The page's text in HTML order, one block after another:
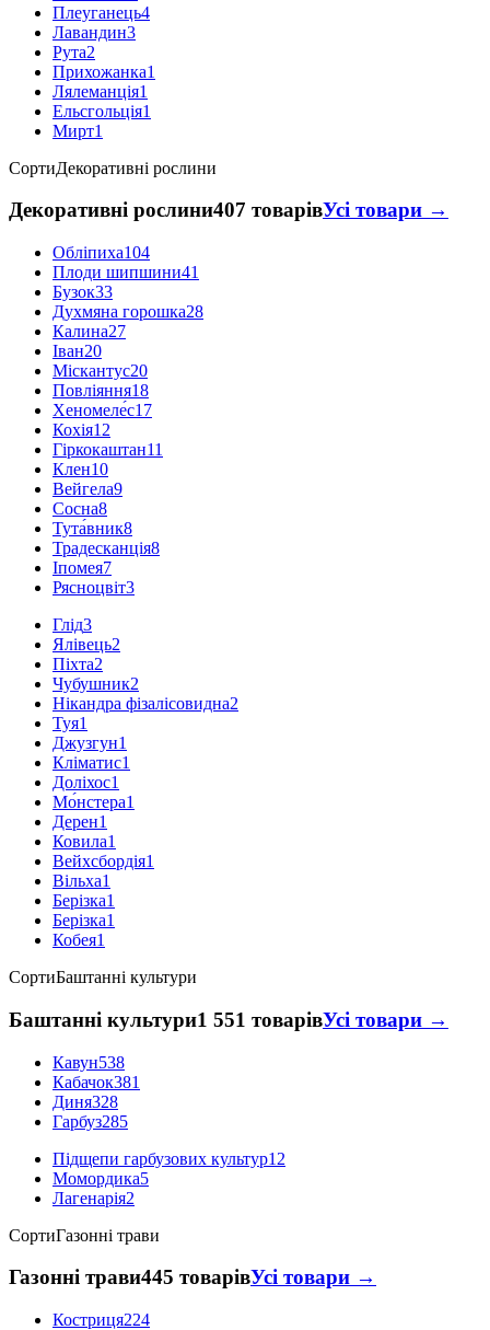
Плеуганець4
Лавандин3
Рута2
Прихожанка1
Лялеманція1
Ельсгольція1
Мирт1
СортиДекоративні рослини
Декоративні рослини407 товарівУсі товари →
Обліпиха104
Плоди шипшини41
Бузок33
Духмяна горошка28
Калина27
Іван20
Міскантус20
Повліяння18
Хеномеле́с17
Кохія12
Гіркокаштан11
Клен10
Вейгела9
Сосна8
Тута́вник8
Традесканція8
Іпомея7
Рясноцвіт3
Глід3
Ялівець2
Піхта2
Чубушник2
Нікандра фізалісовидна2
Туя1
Джузгун1
Кліматис1
Доліхос1
Мо́нстера1
Дерен1
Ковила1
Вейхсбордія1
Вільха1
Берізка1
Берізка1
Кобея1
СортиБаштанні культури
Баштанні культури1 551 товарівУсі товари →
Кавун538
Кабачок381
Диня328
Гарбуз285
Підщепи гарбузових культур12
Момордика5
Лагенарія2
СортиГазонні трави
Газонні трави445 товарівУсі товари →
Костриця224